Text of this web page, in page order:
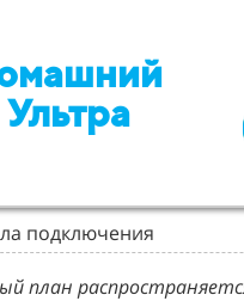
Ультра
подключения
план